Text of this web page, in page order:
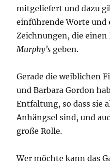
mitgeliefert und dazu
einführende Worte
Zeichnungen, die
Murphy’s geben.
Gerade die weiblichen
und Barbara Gordon
Entfaltung, so dass sie
Anhängsel sind, und
große Rolle.
Wer möchte kann das